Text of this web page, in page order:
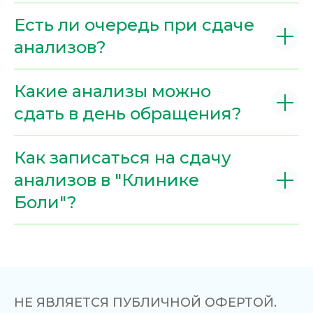
Есть ли очередь при сдаче
анализов?
Какие анализы можно
сдать в день обращения?
Как записаться на сдачу
анализов в "Клинике
Боли"?
НЕ ЯВЛЯЕТСЯ ПУБЛИЧНОЙ ОФЕРТОЙ.